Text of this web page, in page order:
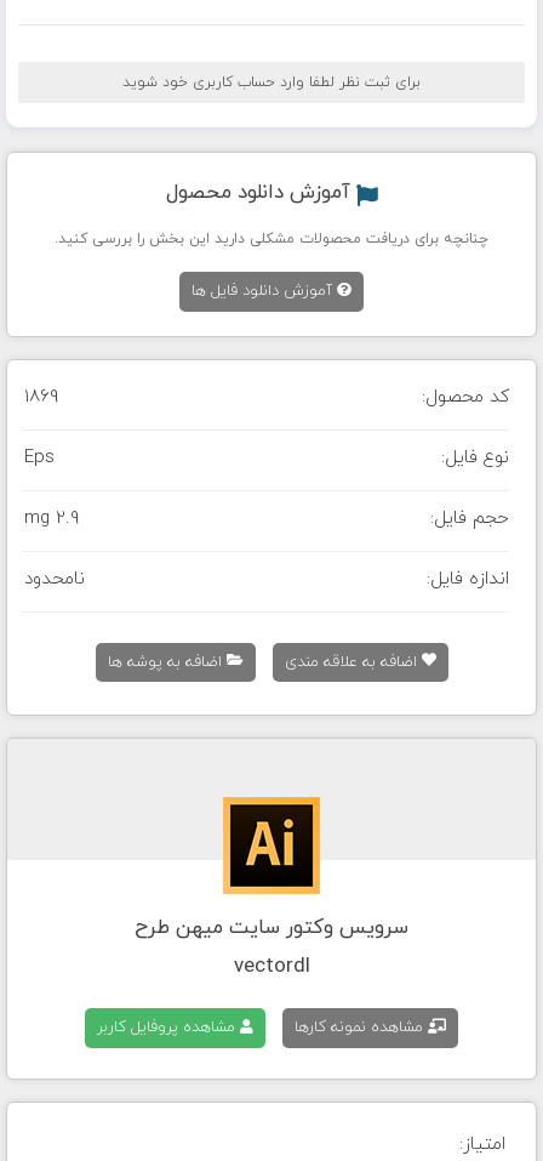
برای ثبت نظر لطفا وارد حساب کاربری خود شوید
آموزش دانلود محصول
چنانچه برای دریافت محصولات مشکلی دارید این بخش را بررسی کنید.
آموزش دانلود فایل ها
کد محصول: 1869
نوع فایل: Eps
حجم فایل: 2.9 mg
اندازه فایل: نامحدود
اضافه به علاقه مندی اضافه به پوشه ها
سرویس وکتور سایت میهن طرح
vectordl
مشاهده نمونه کارها مشاهده پروفایل کاربر
امتیاز: